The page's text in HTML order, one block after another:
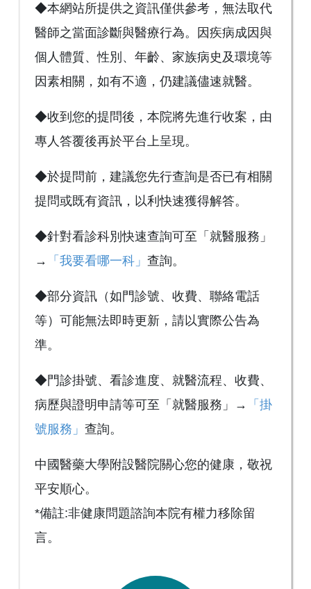
◆本網站所提供之資訊僅供參考，無法取代
醫師之當面診斷與醫療行為。因疾病成因與
個人體質、性別、年齡、家族病史及環境等
因素相關，如有不適，仍建議儘速就醫。
◆收到您的提問後，本院將先進行收案，由
專人答覆後再於平台上呈現。
◆於提問前，建議您先行查詢是否已有相關
提問或既有資訊，以利快速獲得解答。
◆針對看診科別快速查詢可至「就醫服務」
→
「我要看哪一科」 查詢。
◆部分資訊（如門診號、收費、聯絡電話
等）可能無法即時更新，請以實際公告為
準。
◆門診掛號、看診進度、就醫流程、收費、
病歷與證明申請等可至「就醫服務」→
「掛
號服務」 查詢。
中國醫藥大學附設醫院關心您的健康，敬祝
平安順心。
*備註:非健康問題諮詢本院有權力移除留
言。